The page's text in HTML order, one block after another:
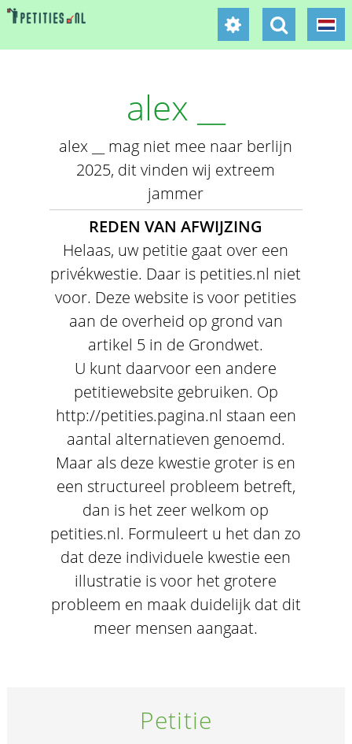
alex __
alex __ mag niet mee naar berlijn
2025, dit vinden wij extreem
jammer
REDEN VAN AFWIJZING
Helaas, uw petitie gaat over een
privékwestie. Daar is petities.nl niet
voor. Deze website is voor petities
aan de overheid op grond van
artikel 5 in de Grondwet.
U kunt daarvoor een andere
petitiewebsite gebruiken. Op
http://petities.pagina.nl staan een
aantal alternatieven genoemd.
Maar als deze kwestie groter is en
een structureel probleem betreft,
dan is het zeer welkom op
petities.nl. Formuleert u het dan zo
dat deze individuele kwestie een
illustratie is voor het grotere
probleem en maak duidelijk dat dit
meer mensen aangaat.
Petitie